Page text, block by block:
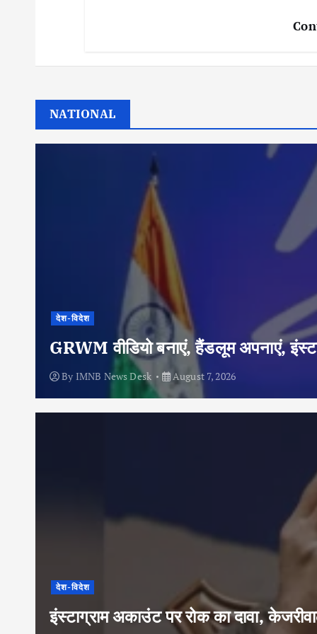
NATIONAL
देश-विदेश
GRWM वीडियो बनाएं, हैंडलूम अपनाएं,
By IMNB News Desk August 7, 2026
देश-विदेश
इंस्टाग्राम अकाउंट पर रोक का दावा,